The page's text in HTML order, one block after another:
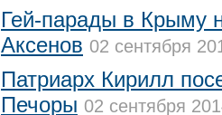
Гей-парады в Крыму
Аксенов 02 сентября
Патриарх Кирилл
Печоры 02 сентября